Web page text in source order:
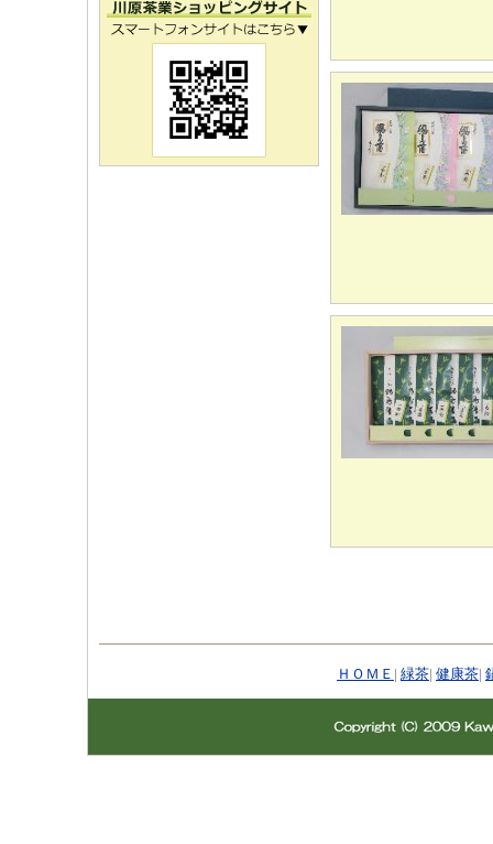
ＨＯＭＥ | 緑茶| 健康茶|